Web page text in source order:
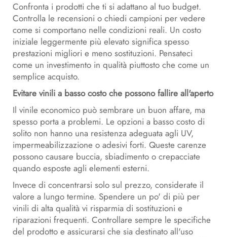
Confronta i prodotti che ti si adattano al tuo budget.
Controlla le recensioni o chiedi campioni per vedere
come si comportano nelle condizioni reali. Un costo
iniziale leggermente più elevato significa spesso
prestazioni migliori e meno sostituzioni. Pensateci
come un investimento in qualità piuttosto che come un
semplice acquisto.
Evitare vinili a basso costo che possono fallire all'aperto
Il vinile economico può sembrare un buon affare, ma
spesso porta a problemi. Le opzioni a basso costo di
solito non hanno una resistenza adeguata agli UV,
impermeabilizzazione o adesivi forti. Queste carenze
possono causare buccia, sbiadimento o crepacciate
quando esposte agli elementi esterni.
Invece di concentrarsi solo sul prezzo, considerate il
valore a lungo termine. Spendere un po' di più per
vinili di alta qualità vi risparmia di sostituzioni e
riparazioni frequenti. Controllare sempre le specifiche
del prodotto e assicurarsi che sia destinato all'uso